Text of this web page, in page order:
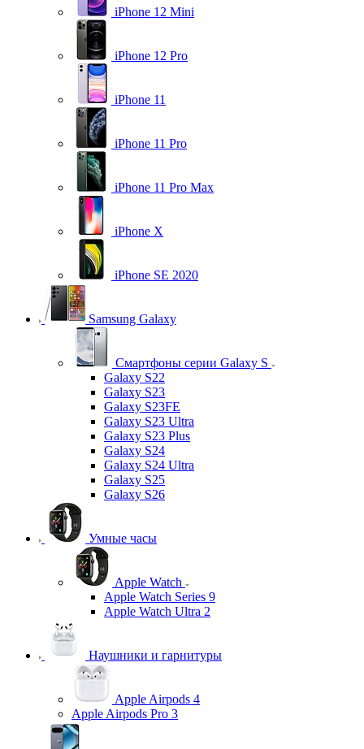
iPhone 12 Mini
iPhone 12 Pro
iPhone 11
iPhone 11 Pro
iPhone 11 Pro Max
iPhone X
iPhone SE 2020
Samsung Galaxy
Смартфоны серии Galaxy S
Galaxy S22
Galaxy S23
Galaxy S23FE
Galaxy S23 Ultra
Galaxy S23 Plus
Galaxy S24
Galaxy S24 Ultra
Galaxy S25
Galaxy S26
Умные часы
Apple Watch
Apple Watch Series 9
Apple Watch Ultra 2
Наушники и гарнитуры
Apple Airpods 4
Apple Airpods Pro 3